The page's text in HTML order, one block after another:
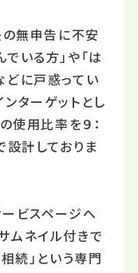
の無申告に不安
いる方」や「は
どに戸惑ってい
ターゲットとし
使用比率を９：
設計しておりま
ービスページへ
ムネイル付きで
続」という専門